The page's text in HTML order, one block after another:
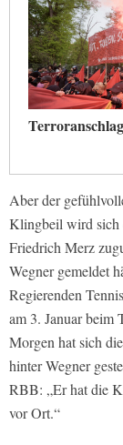
Aber der
Klingbeil wird sich
Friedrich Merz
Wegner gemeldet
Regierenden
am 3. Januar beim
Morgen hat sich
hinter Wegner
RBB: „Er hat die
vor Ort.“